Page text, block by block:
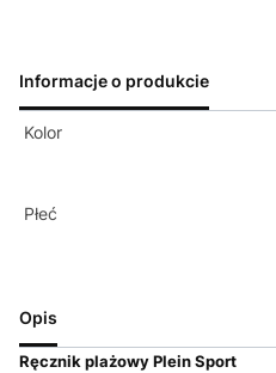
Informacje o produkcie
Kolor
Płeć
Opis
Ręcznik plażowy Plein Sport